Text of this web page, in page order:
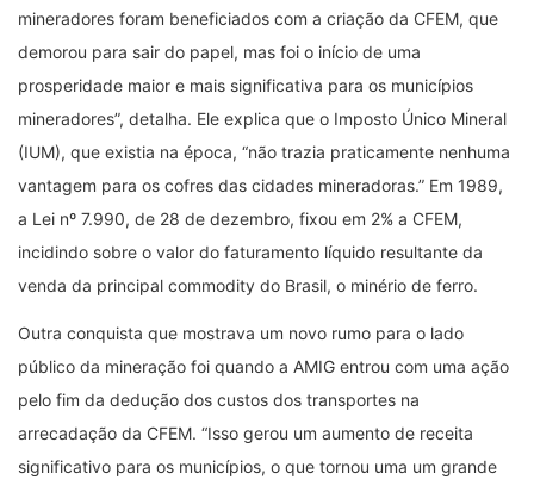
mineradores foram beneficiados com a criação da CFEM, que
demorou para sair do papel, mas foi o início de uma
prosperidade maior e mais significativa para os municípios
mineradores”, detalha. Ele explica que o Imposto Único Mineral
(IUM), que existia na época, “não trazia praticamente nenhuma
vantagem para os cofres das cidades mineradoras.” Em 1989,
a Lei nº 7.990, de 28 de dezembro, fixou em 2% a CFEM,
incidindo sobre o valor do faturamento líquido resultante da
venda da principal commodity do Brasil, o minério de ferro.
Outra conquista que mostrava um novo rumo para o lado
público da mineração foi quando a AMIG entrou com uma ação
pelo fim da dedução dos custos dos transportes na
arrecadação da CFEM. “Isso gerou um aumento de receita
significativo para os municípios, o que tornou uma um grande